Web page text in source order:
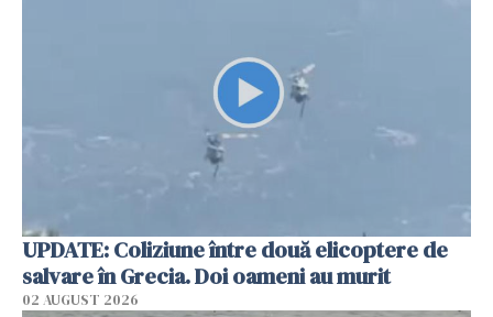
UPDATE: Coliziune între două elicoptere de
salvare în Grecia. Doi oameni au murit
02 AUGUST 2026